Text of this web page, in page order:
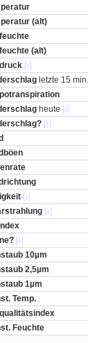
(alt)
(alt)
[i]
letzte 15 min.
heute [i]
[i]
[i]
[i]
[i]
10µm
2,5µm
1µm
Temp.
Feuchte